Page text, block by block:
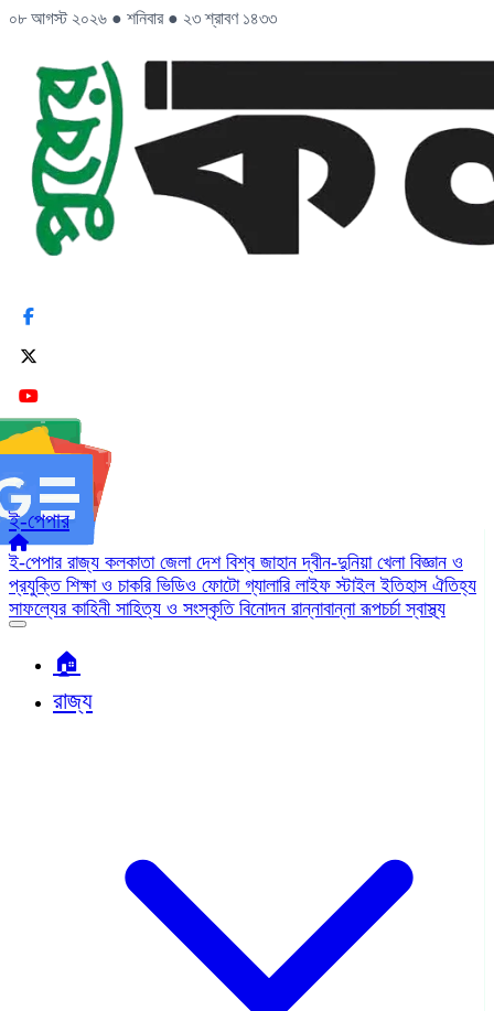
০৮ আগস্ট ২০২৬ ● শনিবার ● ২৩ শ্রাবণ ১৪৩৩
ই-পেপার
ই-পেপার রাজ্য কলকাতা জেলা দেশ বিশ্ব জাহানদ্বীন-দুনিয়া খেলা বিজ্ঞান ও
প্রযুক্তি শিক্ষা ও চাকরি ভিডিও ফোটো গ্যালারি লাইফ স্টাইলইতিহাস ঐতিহ্য
সাফল্যের কাহিনী সাহিত্য ও সংস্কৃতি বিনোদন রান্নাবান্নারূপচর্চাস্বাস্থ্য
🏠︎
রাজ্য